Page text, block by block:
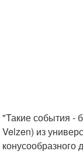
"Такие события -
Velzen) из
конусообразного